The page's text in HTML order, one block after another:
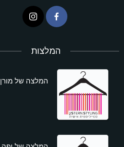
המלצות
המלצה של מורן